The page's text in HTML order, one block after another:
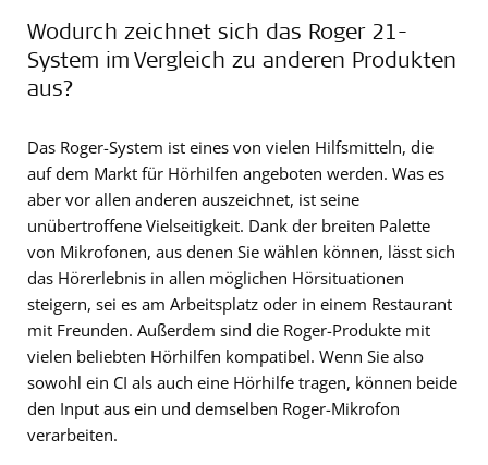
Wodurch zeichnet sich das Roger 21-
System im Vergleich zu anderen Produkten
aus?
Das Roger-System ist eines von vielen Hilfsmitteln, die
auf dem Markt für Hörhilfen angeboten werden. Was es
aber vor allen anderen auszeichnet, ist seine
unübertroffene Vielseitigkeit. Dank der breiten Palette
von Mikrofonen, aus denen Sie wählen können, lässt sich
das Hörerlebnis in allen möglichen Hörsituationen
steigern, sei es am Arbeitsplatz oder in einem Restaurant
mit Freunden. Außerdem sind die Roger-Produkte mit
vielen beliebten Hörhilfen kompatibel. Wenn Sie also
sowohl ein CI als auch eine Hörhilfe tragen, können beide
den Input aus ein und demselben Roger-Mikrofon
verarbeiten.